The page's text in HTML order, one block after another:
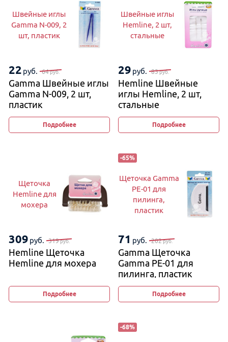
Швейные иглы
Gamma N-009, 2
шт, пластик
22 руб. 64руб.
Gamma Швейные иглы
Gamma N-009, 2 шт,
пластик
Подробнее
Швейные иглы
Hemline, 2 шт,
стальные
29 руб. 83руб.
Hemline Швейные
иглы Hemline, 2 шт,
стальные
Подробнее
Щеточка
Hemline для
мохера
309 руб. 319руб.
Hemline Щеточка
Hemline для мохера
Подробнее
-65%
Щеточка Gamma
PE-01 для
пилинга,
пластик
71 руб. 202руб.
Gamma Щеточка
Gamma PE-01 для
пилинга, пластик
Подробнее
-68%